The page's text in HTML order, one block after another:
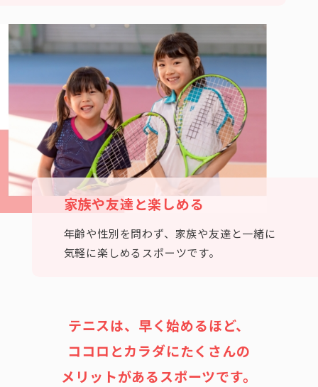
家族や友達と楽しめる
年齢や性別を問わず、家族や友達と一緒に
気軽に楽しめるスポーツです。
テニスは、早く始めるほど、
ココロとカラダにたくさんの
メリットがあるスポーツです。